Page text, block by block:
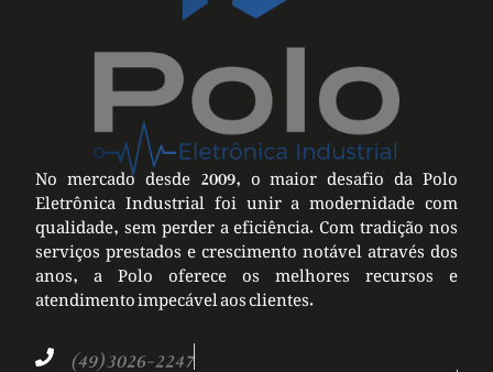
No mercado desde 2009, o maior desafio da Polo
Eletrônica Industrial foi unir a modernidade com
qualidade, sem perder a eficiência. Com tradição nos
serviços prestados e crescimento notável através dos
anos, a Polo oferece os melhores recursos e
atendimento impecável aos clientes.
(49) 3026-2247